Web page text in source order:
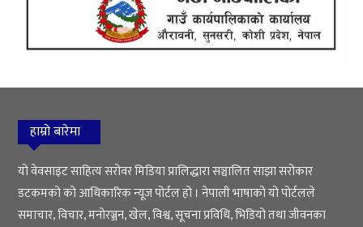
हाम्रो बारेमा
यो वेवसाइट साहित्य सरोवर मिडिया प्रालिद्धारा सञ्चालित साझा सरोकार
डटकमको को आधिकारिक न्यूज पोर्टल हो । नेपाली भाषाको यो पोर्टलले
समाचार, विचार, मनोरञ्जन, खेल, विश्व, सूचना प्रविधि, भिडियो तथा जीवनका